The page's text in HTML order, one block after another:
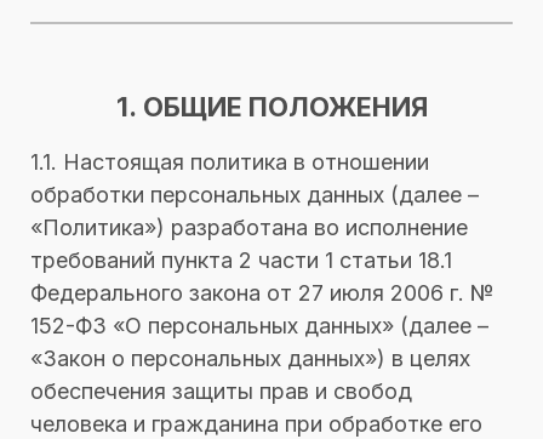
1. ОБЩИЕ ПОЛОЖЕНИЯ
1.1. Настоящая политика в отношении
обработки персональных данных (далее –
«Политика») разработана во исполнение
требований пункта 2 части 1 статьи 18.1
Федерального закона от 27 июля 2006 г. №
152-ФЗ «О персональных данных» (далее –
«Закон о персональных данных») в целях
обеспечения защиты прав и свобод
человека и гражданина при обработке его